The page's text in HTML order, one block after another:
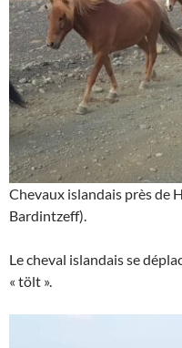
Chevaux islandais près de
Bardintzeff).
Le cheval islandais se
« tölt ».